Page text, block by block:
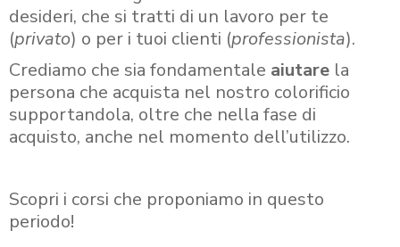
desideri, che si tratti di un lavoro per te
(privato) o per i tuoi clienti (professionista).
Crediamo che sia fondamentale aiutare la
persona che acquista nel nostro colorificio
supportandola, oltre che nella fase di
acquisto, anche nel momento dell’utilizzo.
Scopri i corsi che proponiamo in questo
periodo!